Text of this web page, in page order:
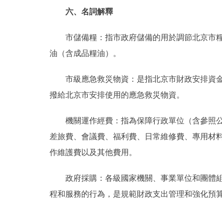
六、名詞解釋
市儲備糧：指市政府儲備的用於調節北京市糧
油（含成品糧油）。
市級應急救災物資：是指北京市財政安排資金
撥給北京市安排使用的應急救災物資。
機關運作經費：指為保障行政單位（含參照公
差旅費、會議費、福利費、日常維修費、專用材
作維護費以及其他費用。
政府採購：各級國家機關、事業單位和團體組
程和服務的行為，是規範財政支出管理和強化預